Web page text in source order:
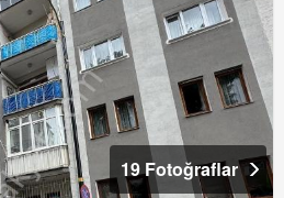
19 Fotoğraflar